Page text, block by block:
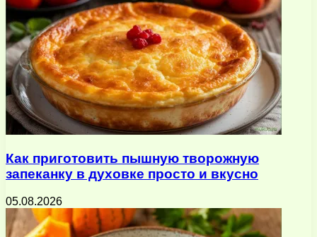
Как приготовить пышную творожную
запеканку в духовке просто и вкусно
05.08.2026